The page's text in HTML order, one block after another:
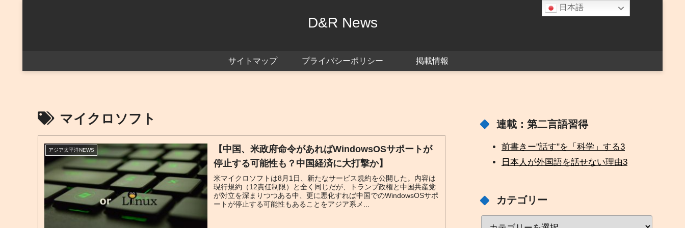
D&R News
サイトマップ プライバシーポリシー 掲載情報
マイクロソフト
アジア太平洋NEWS
【中国、米政府命令があればWindowsOSサポートが
停止する可能性も？中国経済に大打撃か】
米マイクロソフトは8月1日、新たなサービス規約を公開した。内容は
現行規約（12責任制限）と全く同じだが、トランプ政権と中国共産党
が対立を深まりつつある中、更に悪化すれば中国でのWindowsOSサポ
ートが停止する可能性もあることをアジア系メ...
連載：第二言語習得
前書きー"話す"を「科学」する3
日本人が外国語を話せない理由3
カテゴリー
日本語